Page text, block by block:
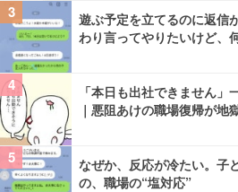
3
遊ぶ予定を立てるのに返信
わり言ってやりたいけど、
4
「本日も出社できません
｜悪阻あけの職場復帰が地
5
なぜか、反応が冷たい。子
の、職場の“塩対応”